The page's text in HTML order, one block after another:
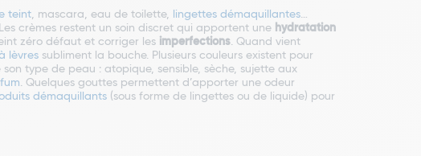
teint , mascara, eau de toilette, lingettes démaquillantes
crèmes restent un soin discret qui apportent une hydratation
zéro défaut et corriger les imperfections . Quand vient
lèvres subliment la bouche. Plusieurs couleurs existent pour
type de peau : atopique, sensible, sèche, sujette aux
. Quelques gouttes permettent d’apporter une odeur
démaquillants (sous forme de lingettes ou de liquide) pour